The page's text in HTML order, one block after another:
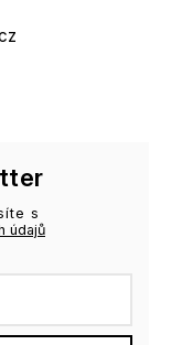
s
údajů